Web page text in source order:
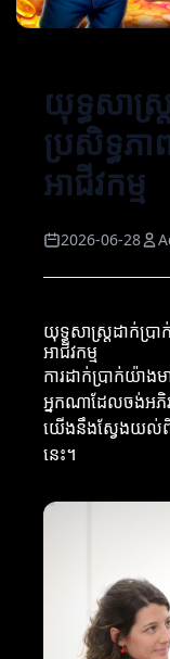
យុទ្ធសាស្
ប្រសិទ្ធភ
អាជីវកម្ម
2026-06-28
យុទ្ធសាស្ត្រដាក់ប្រ
អាជីវកម្ម
ការដាក់ប្រាក់យ៉ាង
អ្នកណាដែលចង់អភិវ
យើងនឹងស្វែងយល់ពី
នេះ។